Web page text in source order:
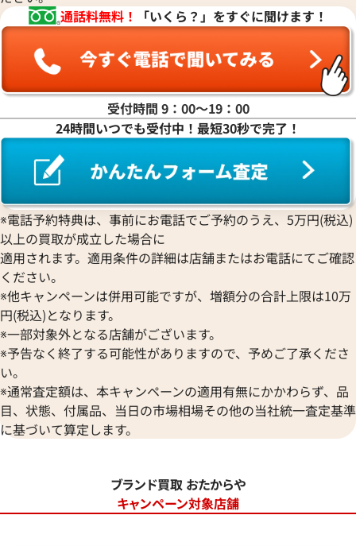
通話料無料！
「いくら？」をすぐに聞けます！
受付時間 9：00〜19：00
24時間いつでも受付中！最短30秒で完了！
※電話予約特典は、事前にお電話でご予約のうえ、5万円(税込)
以上の買取が成立した場合に
適用されます。適用条件の詳細は店舗またはお電話にてご確認
ください。
※他キャンペーンは併用可能ですが、増額分の合計上限は10万
円(税込)となります。
※一部対象外となる店舗がございます。
※予告なく終了する可能性がありますので、予めご了承くださ
い。
※通常査定額は、本キャンペーンの適用有無にかかわらず、品
目、状態、付属品、当日の市場相場その他の当社統一査定基準
に基づいて算定します。
ブランド買取 おたからや
キャンペーン対象店舗